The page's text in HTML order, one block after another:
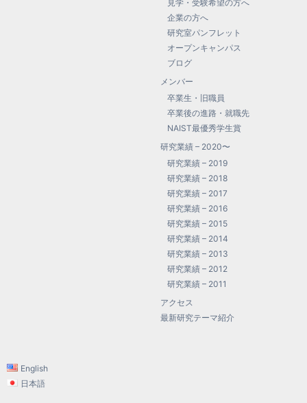
見学・受験希望の方へ
企業の方へ
研究室パンフレット
オープンキャンパス
ブログ
メンバー
卒業生・旧職員
卒業後の進路・就職先
NAIST最優秀学生賞
研究業績 – 2020〜
研究業績 – 2019
研究業績 – 2018
研究業績 – 2017
研究業績 – 2016
研究業績 – 2015
研究業績 – 2014
研究業績 – 2013
研究業績 – 2012
研究業績 – 2011
アクセス
最新研究テーマ紹介
English
日本語